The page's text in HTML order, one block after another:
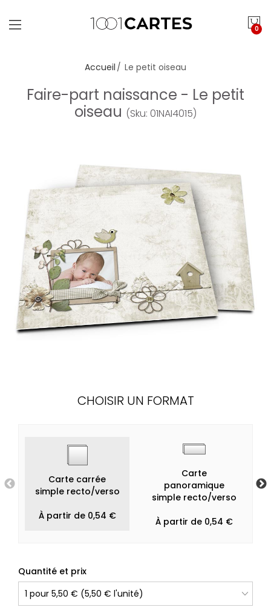
0
Accueil Le petit oiseau
Faire-part naissance - Le petit
oiseau (Sku: 01NAI4015)
CHOISIR UN FORMAT
Carte carrée
simple recto/verso
À partir de 0,54 €
Carte
panoramique
simple recto/verso
À partir de 0,54 €
Quantité et prix